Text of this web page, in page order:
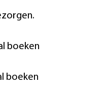
boeken
boeken